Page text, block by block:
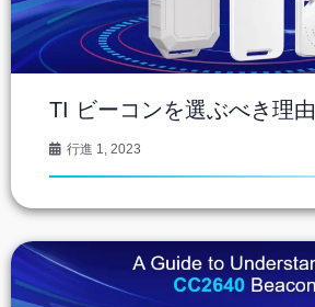
TI ビーコンを選ぶべき理由
行進 1, 2023